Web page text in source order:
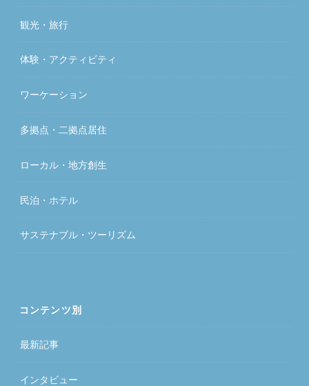
観光・旅行
体験・アクティビティ
ワーケーション
多拠点・二拠点居住
ローカル・地方創生
民泊・ホテル
サステナブル・ツーリズム
コンテンツ別
最新記事
インタビュー